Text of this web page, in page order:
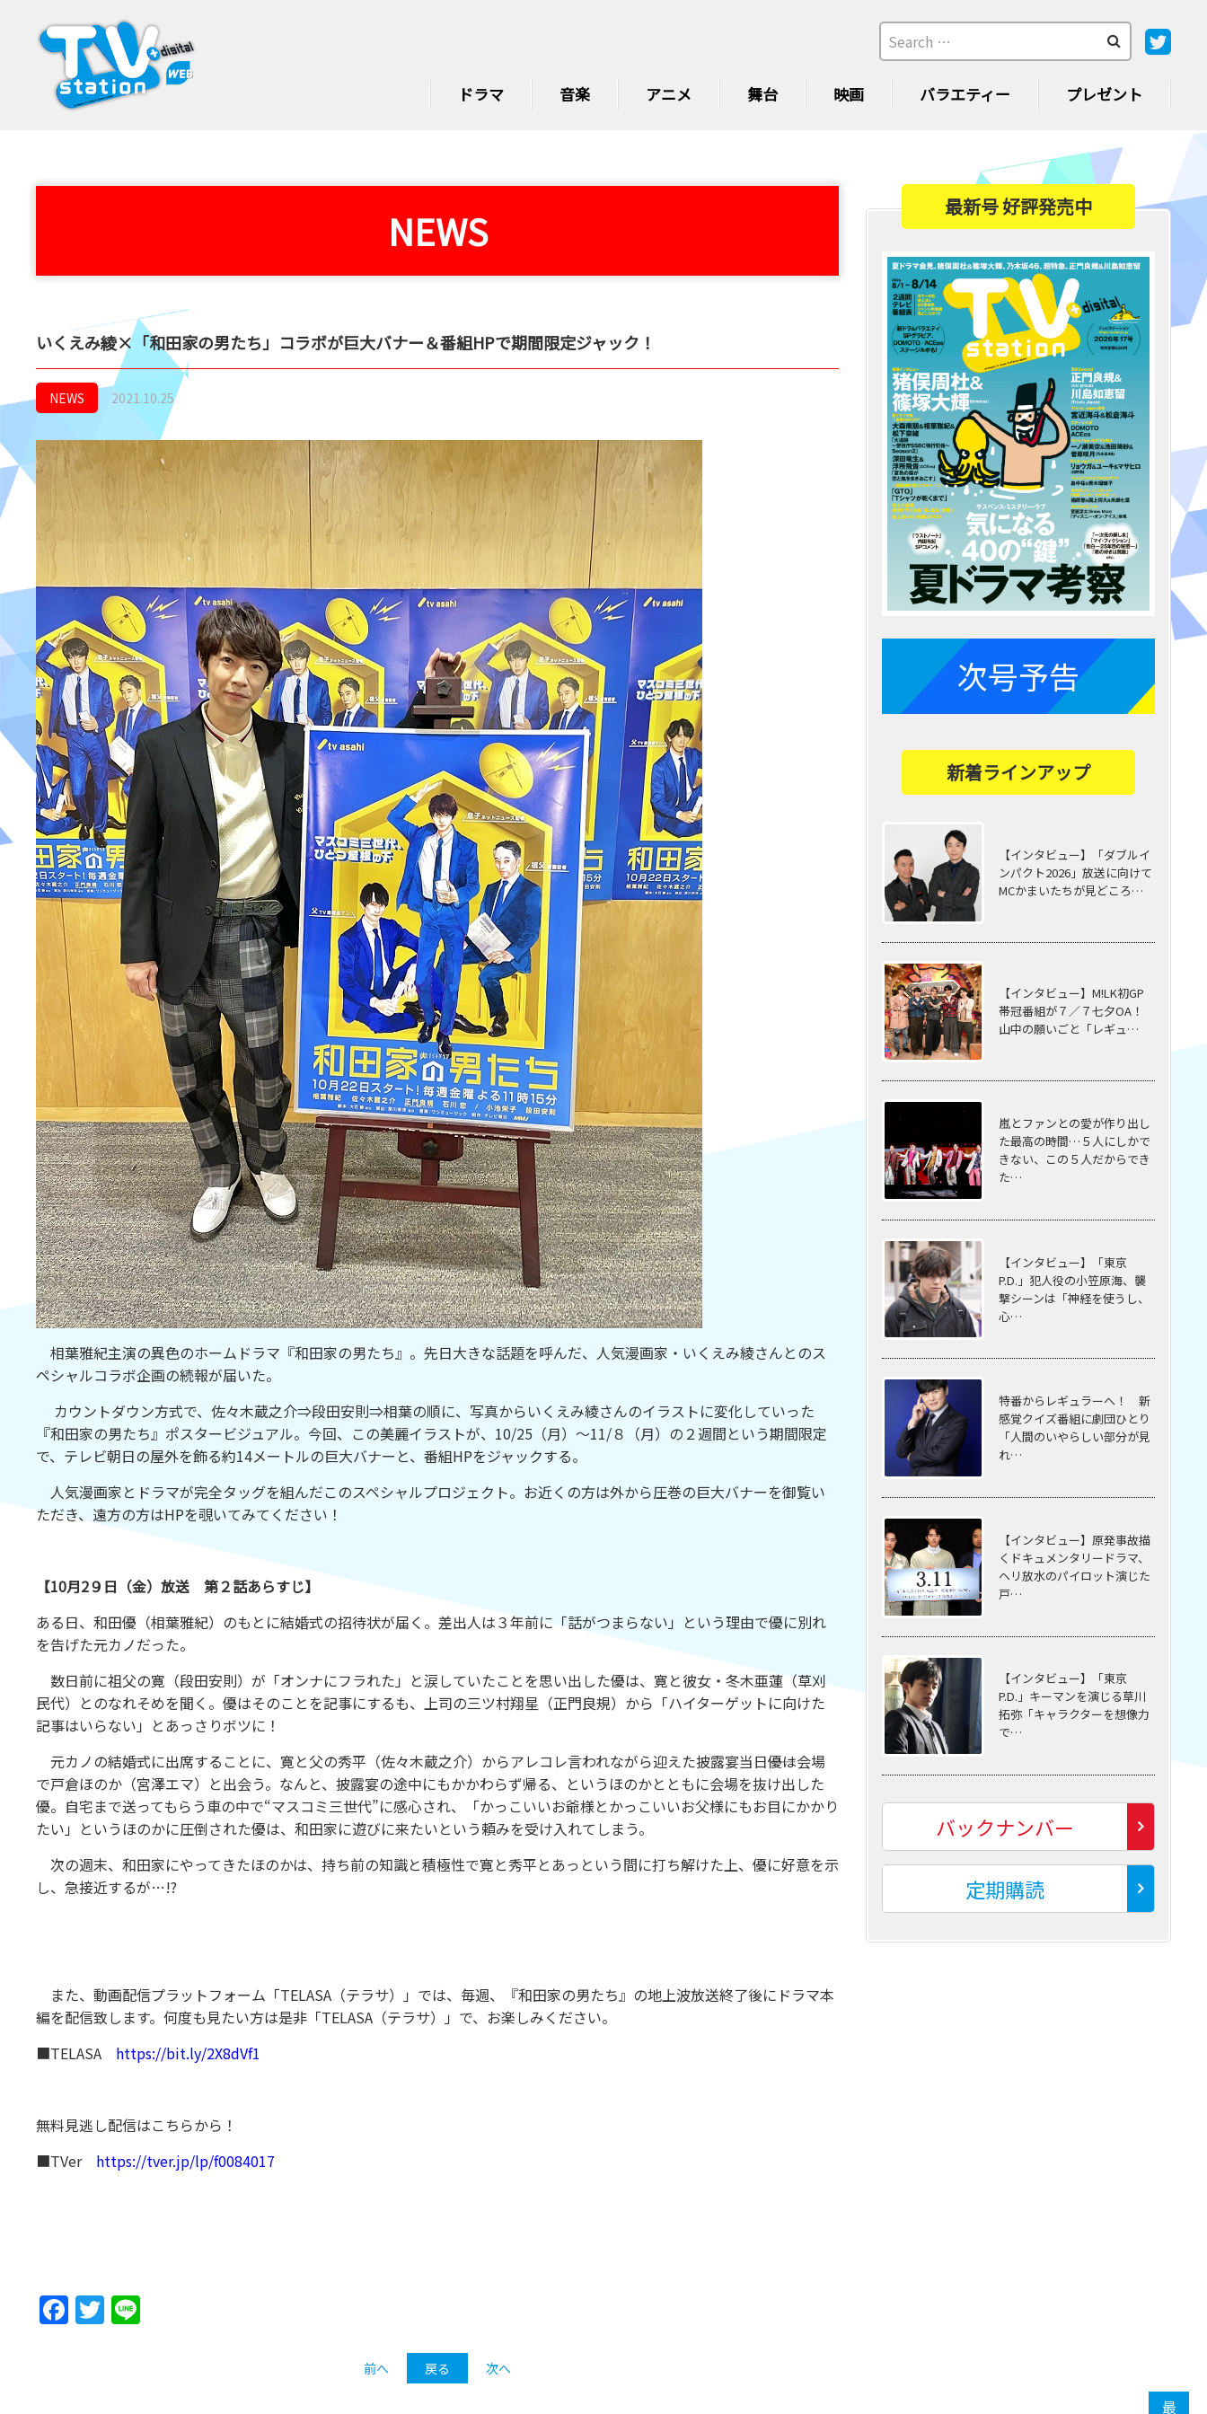
ドラマ 音楽 アニメ 舞台 映画 バラエティー プレゼント
NEWS
いくえみ綾×「和田家の男たち」コラボが巨大バナー＆番組HPで期間限定ジャック！
NEWS 2021.10.25
相葉雅紀主演の異色のホームドラマ『和田家の男たち』。先日大きな話題を呼んだ、人気漫画家・いくえみ綾さんとのス
ペシャルコラボ企画の続報が届いた。
カウントダウン方式で、佐々木蔵之介⇒段田安則⇒相葉の順に、写真からいくえみ綾さんのイラストに変化していった
『和田家の男たち』ポスタービジュアル。今回、この美麗イラストが、10/25（月）～11/８（月）の２週間という期間限定
で、テレビ朝日の屋外を飾る約14メートルの巨大バナーと、番組HPをジャックする。
人気漫画家とドラマが完全タッグを組んだこのスペシャルプロジェクト。お近くの方は外から圧巻の巨大バナーを御覧い
ただき、遠方の方はHPを覗いてみてください！
【10月2９日（金）放送 第２話あらすじ】
ある日、和田優（相葉雅紀）のもとに結婚式の招待状が届く。差出人は３年前に「話がつまらない」という理由で優に別れ
を告げた元カノだった。
数日前に祖父の寛（段田安則）が「オンナにフラれた」と涙していたことを思い出した優は、寛と彼女・冬木亜蓮（草刈
民代）とのなれそめを聞く。優はそのことを記事にするも、上司の三ツ村翔星（正門良規）から「ハイターゲットに向けた
記事はいらない」とあっさりボツに！
元カノの結婚式に出席することに、寛と父の秀平（佐々木蔵之介）からアレコレ言われながら迎えた披露宴当日――優は会場
で戸倉ほのか（宮澤エマ）と出会う。なんと、披露宴の途中にもかかわらず帰る、というほのかとともに会場を抜け出した
優。自宅まで送ってもらう車の中で“マスコミ三世代”に感心され、「かっこいいお爺様とかっこいいお父様にもお目にかかり
たい」というほのかに圧倒された優は、和田家に遊びに来たいという頼みを受け入れてしまう。
次の週末、和田家にやってきたほのかは、持ち前の知識と積極性で寛と秀平とあっという間に打ち解けた上、優に好意を示
し、急接近するが…!?
また、動画配信プラットフォーム「TELASA（テラサ）」では、毎週、『和田家の男たち』の地上波放送終了後にドラマ本
編を配信致します。何度も見たい方は是非「TELASA（テラサ）」で、お楽しみください。
■TELASA https://bit.ly/2X8dVf1
無料見逃し配信はこちらから！
■TVer https://tver.jp/lp/f0084017
Facebook
Twitter
前へ 戻る 次へ
最新号 好評発売中
次号予告
新着ラインアップ
【インタビュー】「ダブルイ
ンパクト2026」放送に向けて
MCかまいたちが見どころ…
【インタビュー】M!LK初GP
帯冠番組が７／７七夕OA！
山中の願いごと「レギュ…
嵐とファンとの愛が作り出し
た最高の時間…５⼈にしかで
きない、この５⼈だからでき
た…
【インタビュー】「東京
P.D.」犯人役の小笠原海、襲
撃シーンは「神経を使うし、
心…
特番からレギュラーへ！ 新
感覚クイズ番組に劇団ひとり
「人間のいやらしい部分が見
れ…
【インタビュー】原発事故描
くドキュメンタリードラマ、
ヘリ放水のパイロット演じた
戸…
【インタビュー】「東京
P.D.」キーマンを演じる草川
拓弥「キャラクターを想像力
で…
バックナンバー
定期購読